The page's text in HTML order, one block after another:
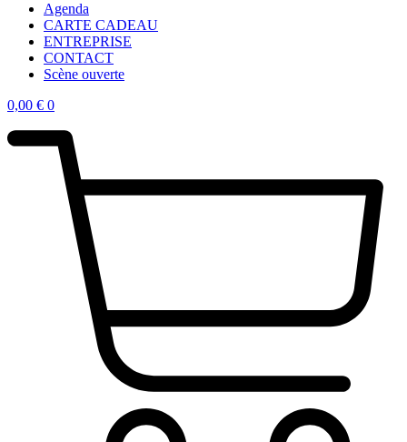
Agenda
CARTE CADEAU
ENTREPRISE
CONTACT
Scène ouverte
0,00 € 0